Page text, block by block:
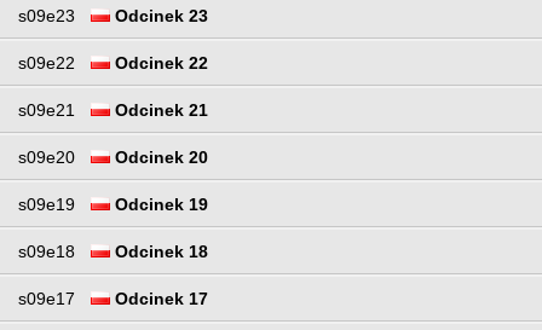
s09e23 Odcinek 23
s09e22 Odcinek 22
s09e21 Odcinek 21
s09e20 Odcinek 20
s09e19 Odcinek 19
s09e18 Odcinek 18
s09e17 Odcinek 17